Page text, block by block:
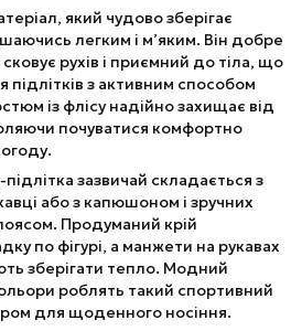
який чудово зберігає
легким і м’яким. Він добре
рухів і приємний до тіла, що
з активним способом
із флісу надійно захищає від
почуватися комфортно
зазвичай складається з
або з капюшоном і зручних
Продуманий крій
по фігурі, а манжети на рукавах
зберігати тепло. Модний
роблять такий спортивний
для щоденного носіння.